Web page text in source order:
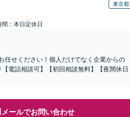
東京都
間：本日定休日
任せください！個人だけでなく企業からの
電話相談可】【初回相談無料】【夜間休日
メールでお問い合わせ